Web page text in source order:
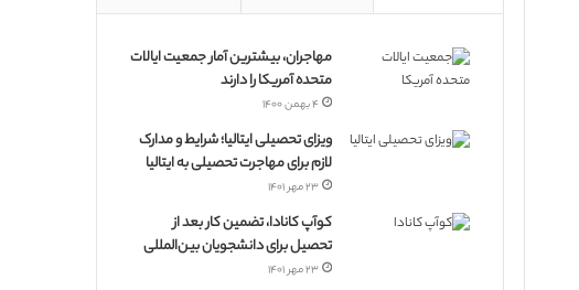
مهاجران، بیشترین آمار جمعیت ایالات
متحده آمریکا را دارند
۴ بهمن ۱۴۰۰
ویزای تحصیلی ایتالیا؛ شرایط و مدارک
لازم برای مهاجرت تحصیلی به ایتالیا
۲۳ مهر ۱۴۰۱
کوآپ کانادا، تضمین کار بعد از
تحصیل برای دانشجویان بین‌المللی
۲۳ مهر ۱۴۰۱